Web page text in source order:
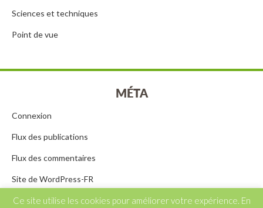
Sciences et techniques
Point de vue
MÉTA
Connexion
Flux des publications
Flux des commentaires
Site de WordPress-FR
Ce site utilise les cookies pour améliorer votre expérience. En